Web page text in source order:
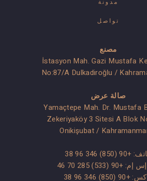
مدونة
تواصل
مصنع
İstasyon Mah. Gazi Mustafa
No:87/A Dulkadiroğlu /
صالة عرض
Yamaçtepe Mah. Dr. Mustafa
Zekeriyaköy 3 Sitesi A Blok
Onikişubat /
+90 (850) 346 96 38
إم: +90 (533) 285 70 46
(850) 346 96 38